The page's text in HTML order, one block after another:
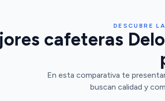
DESCUBRE
cafeteras
En esta comparativa te
buscan calidad y